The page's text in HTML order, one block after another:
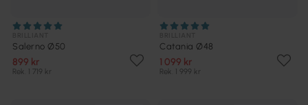
Salerno Ø50
899 kr
Rek. 1 719 kr
Catania Ø48
1 099 kr
Rek. 1 999 kr